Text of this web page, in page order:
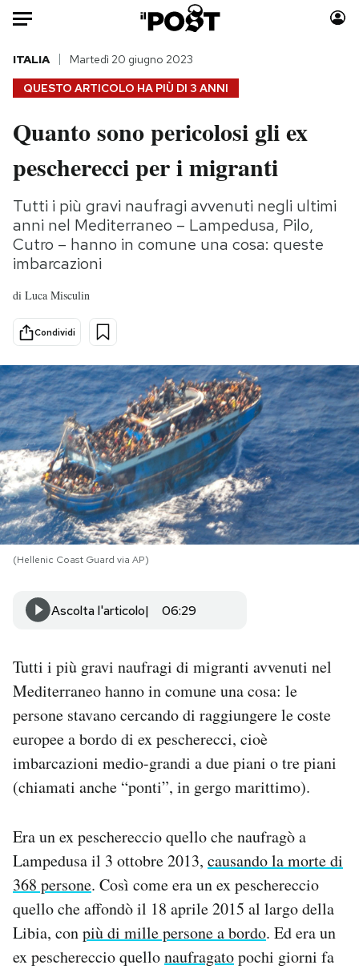
Auto
HOME
Italia
Politica
Tecnologia
Internet
Scienza
Cultura
Economia
Sport
Moda
Consumismi
Storie/Idee
Ok Boomer!
Media
PODCAST
NEWSLETTER
I MIEI PREFERITI
SHOP
CALENDARIO
Area Personale
Newsletter
Hai bisogno di aiuto?
Esci
QUESTO ARTICOLO HA PIÙ DI 3 ANNI
ITALIA Martedì 20 giugno 2023
Quanto sono pericolosi gli ex
pescherecci per i migranti
Tutti i più gravi naufragi avvenuti negli ultimi
anni nel Mediterraneo – Lampedusa, Pilo,
Cutro – hanno in comune una cosa: queste
imbarcazioni
di Luca Misculin
Condividi
(Hellenic Coast Guard via AP)
Ascolta l'articolo 06:29
Tutti i più gravi naufragi di migranti avvenuti nel
Mediterraneo hanno in comune una cosa: le
persone stavano cercando di raggiungere le coste
europee a bordo di ex pescherecci, cioè
imbarcazioni medio-grandi a due piani o tre piani
(chiamati anche “ponti”, in gergo marittimo).
Era un ex peschereccio quello che naufragò a
Lampedusa il 3 ottobre 2013, causando la morte di
368 persone. Così come era un ex peschereccio
quello che affondò il 18 aprile 2015 al largo della
Libia, conpiù di mille persone a bordo. Ed era un
ex peschereccio quellonaufragatopochi giorni fa